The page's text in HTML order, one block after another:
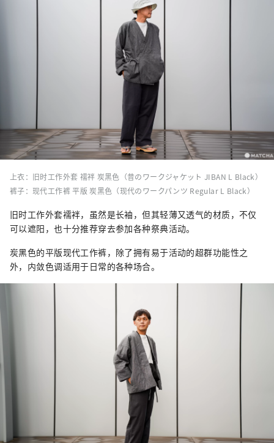
上衣：旧时工作外套 襦袢 炭黑色（昔のワークジャケット JIBAN L Black）
裤子：现代工作裤 平版 炭黑色（现代のワークパンツ Regular L Black）
旧时工作外套襦袢，虽然是长袖，但其轻薄又透气的材质，不仅
可以遮阳，也十分推荐穿去参加各种祭典活动。
炭黑色的平版现代工作裤，除了拥有易于活动的超群功能性之
外，内敛色调适用于日常的各种场合。